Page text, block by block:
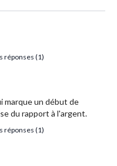
réponses (1)
marque un début de
du rapport à l'argent.
réponses (1)